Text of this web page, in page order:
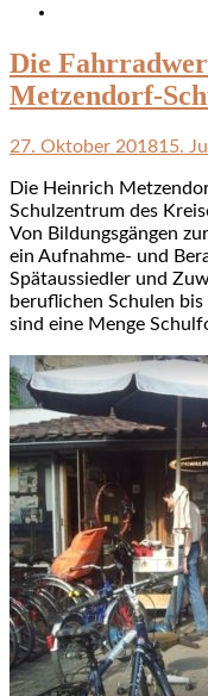
Die
Metzendorf-
27. Oktober 201815.
Die Heinrich
Schulzentrum des
Von Bildungsgängen
ein Aufnahme- und
Spätaussiedler und
beruflichen Schulen
sind eine Menge